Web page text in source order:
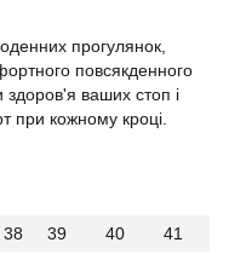
прогулянок,
повсякденного
здоров'я ваших стоп і
при кожному кроці.
38 39 40
41